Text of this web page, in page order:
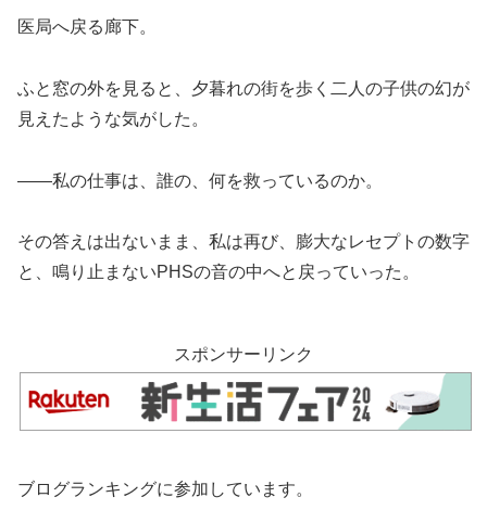
医局へ戻る廊下。
ふと窓の外を見ると、夕暮れの街を歩く二人の子供の幻が
見えたような気がした。
――私の仕事は、誰の、何を救っているのか。
その答えは出ないまま、私は再び、膨大なレセプトの数字
と、鳴り止まないPHSの音の中へと戻っていった。
スポンサーリンク
ブログランキングに参加しています。